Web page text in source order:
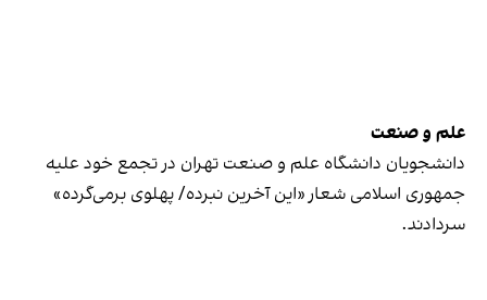
علم و صنعت
دانشجویان دانشگاه علم و صنعت تهران در تجمع خود علیه
جمهوری اسلامی شعار «این آخرین نبرده/ پهلوی برمی‌گرده»
سردادند.